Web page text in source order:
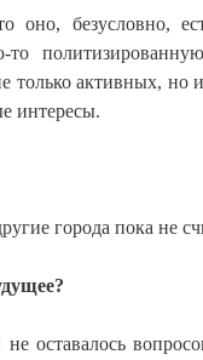
оно, безусловно,
только активных, но
интересы.
города пока не
оставалось